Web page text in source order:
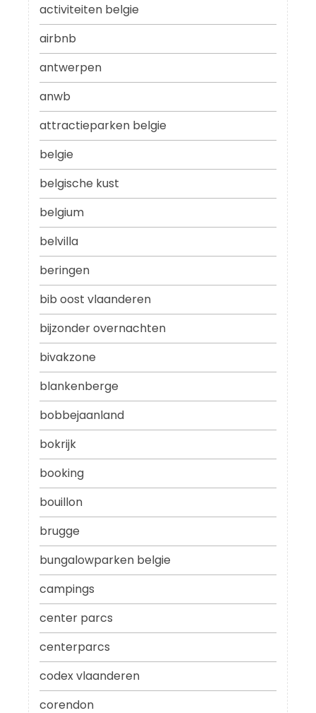
activiteiten belgie
airbnb
antwerpen
anwb
attractieparken belgie
belgie
belgische kust
belgium
belvilla
beringen
bib oost vlaanderen
bijzonder overnachten
bivakzone
blankenberge
bobbejaanland
bokrijk
booking
bouillon
brugge
bungalowparken belgie
campings
center parcs
centerparcs
codex vlaanderen
corendon